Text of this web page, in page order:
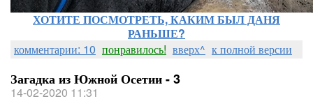
ХОТИТЕ ПОСМОТРЕТЬ, КАКИМ БЫЛ ДАНЯ
РАНЬШЕ?
комментарии: 10 понравилось! вверх^ к полной версии
Загадка из Южной Осетии - 3
14-02-2020 11:31